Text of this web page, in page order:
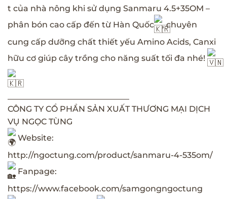
t của nhà nông khi sử dụng Sanmaru 4.5+35OM –
phân bón cao cấp đến từ Hàn Quốc
, chuyên
cung cấp dưỡng chất thiết yếu Amino Acids, Canxi
hữu cơ giúp cây trồng cho năng suất tối đa nhé!
CÔNG TY CỔ PHẦN SẢN XUẤT THƯƠNG MẠI DỊCH
VỤ NGỌC TÙNG
Website:
http://ngoctung.com/product/sanmaru-4-535om/
Fanpage:
https://www.facebook.com/samgongngoctung